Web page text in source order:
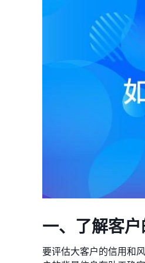
一、了解客
要评估大客户的信用和